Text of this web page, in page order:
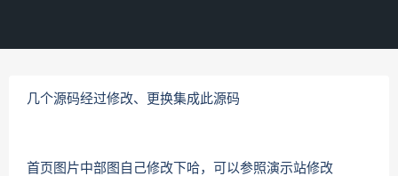
几个源码经过修改、更换集成此源码
首页图片中部图自己修改下哈，可以参照演示站修改